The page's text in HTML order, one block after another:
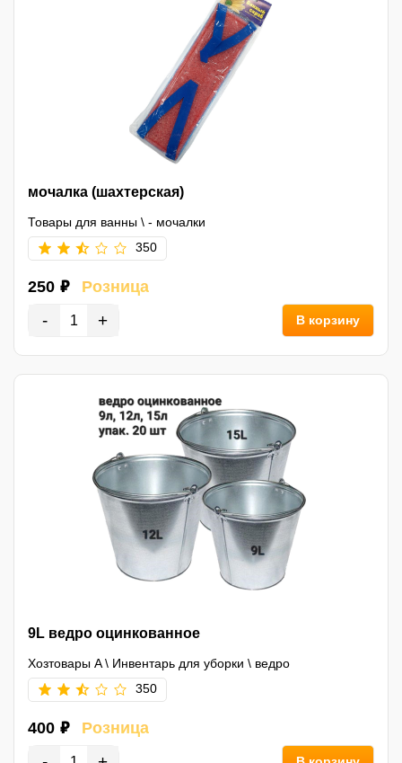
мочалка (шахтерская)
Товары для ванны \ - мочалки
350
250 ₽ Розница
- + В корзину
9L ведро оцинкованное
Хозтовары A\ Инвентарь для уборки \ ведро
350
400 ₽ Розница